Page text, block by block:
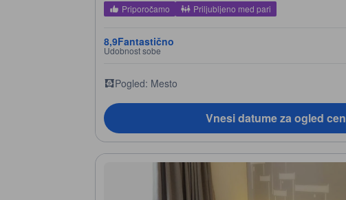
Priporočamo Priljubljeno med pari
8,9Fantastično
Udobnost sobe
Pogled: Mesto
Vnesi datume za ogled cen